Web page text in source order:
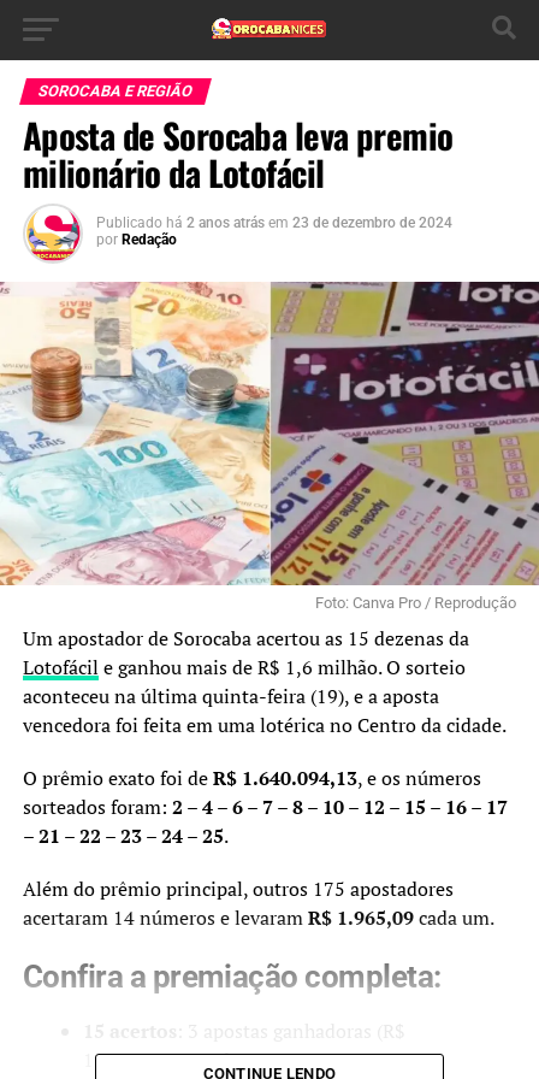
SOROCABA E REGIÃO
Aposta de Sorocaba leva premio
milionário da Lotofácil
Publicado há 2 anos atrás em 23 de dezembro de 2024
por Redação
Foto: Canva Pro / Reprodução
Um apostador de Sorocaba acertou as 15 dezenas da
Lotofácil e ganhou mais de R$ 1,6 milhão. O sorteio
aconteceu na última quinta-feira (19), e a aposta
vencedora foi feita em uma lotérica no Centro da cidade.
O prêmio exato foi deR$ 1.640.094,13, e os números
sorteados foram: 2 – 4 – 6 – 7 – 8 – 10 – 12 – 15 – 16 – 17
– 21 – 22 – 23 – 24 – 25.
Além do prêmio principal, outros 175 apostadores
acertaram 14 números e levaramR$ 1.965,09cada um.
Confira a premiação completa:
1.640.094,13 cada).
CONTINUE LENDO